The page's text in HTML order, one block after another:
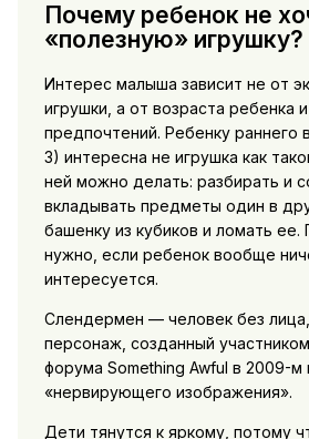
Почему ребенок не
«полезную» игрушку?
Интерес малыша зависит не от
игрушки, а от возраста ребенка
предпочтений. Ребенку раннего
3) интересна не игрушка как
ней можно делать: разбирать и
вкладывать предметы один в
башенку из кубиков и ломать ее.
нужно, если ребенок вообще
интересуется.
Слендермен — человек без
персонаж, созданный
форума Something Awful в 2009-м
«нервирующего изображения».
Дети тянутся к яркому, потому